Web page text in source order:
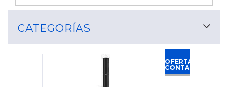
CATEGORÍAS
OFERTA
CONTADO